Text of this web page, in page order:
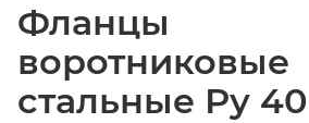
Фланцы
воротниковые
стальные Ру 40